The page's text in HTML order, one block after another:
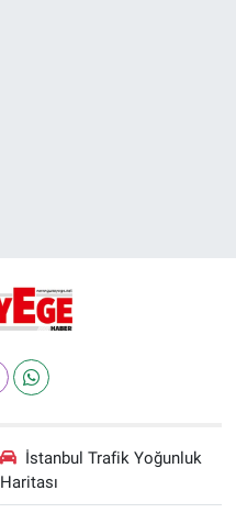
İstanbul Trafik Yoğunluk
Haritası